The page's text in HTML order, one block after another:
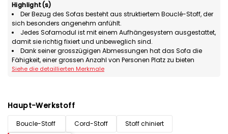
Highlight(s)
Der Bezug des Sofas besteht aus struktiertem Bouclé-Stoff, der
sich besonders angenehm anfühlt.
Jedes Sofamodul ist mit einem Aufhängesystem ausgestattet,
damit sie richtig fixiert und unbeweglich sind.
Dank seiner grosszügigen Abmessungen hat das Sofa die
Fähigkeit, einer grossen Anzahl von Personen Platz zu bieten
Siehe die detaillierten Merkmale
Haupt-Werkstoff
Boucle-Stoff Cord-Stoff
Stoff chiniert